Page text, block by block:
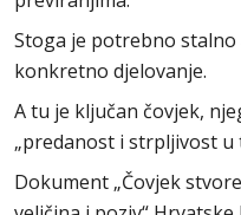
Stoga je potrebno
konkretno djelovanje.
A tu je ključan čovjek,
„predanost i strpljivost u
Dokument „Čovjek